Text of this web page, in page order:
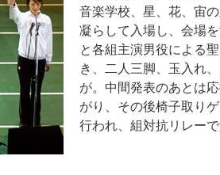
音楽学校、星、花、宙
凝らして入場し、会場
と各組主演男役による
き、二人三脚、玉入れ
が。中間発表のあとは
がり、その後椅子取り
行われ、組対抗リレーで